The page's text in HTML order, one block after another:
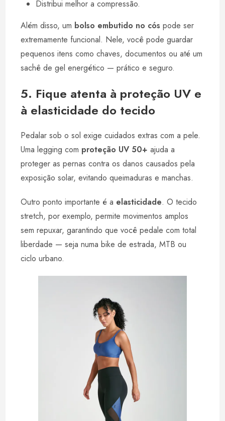
Distribui melhor a compressão.
Além disso, um bolso embutido no cós pode ser
extremamente funcional. Nele, você pode guardar
pequenos itens como chaves, documentos ou até um
sachê de gel energético — prático e seguro.
5. Fique atenta à proteção UV e
à elasticidade do tecido
Pedalar sob o sol exige cuidados extras com a pele.
Uma legging com proteção UV 50+ ajuda a
proteger as pernas contra os danos causados pela
exposição solar, evitando queimaduras e manchas.
Outro ponto importante é a elasticidade. O tecido
stretch, por exemplo, permite movimentos amplos
sem repuxar, garantindo que você pedale com total
liberdade — seja numa bike de estrada, MTB ou
ciclo urbano.